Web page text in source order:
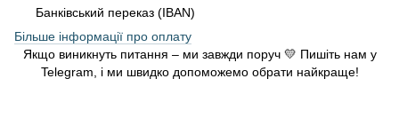
Банківський переказ (IBAN)
Більше інформації про оплату
Якщо виникнуть питання – ми завжди поруч 💛 Пишіть нам у
Telegram, і ми швидко допоможемо обрати найкраще!